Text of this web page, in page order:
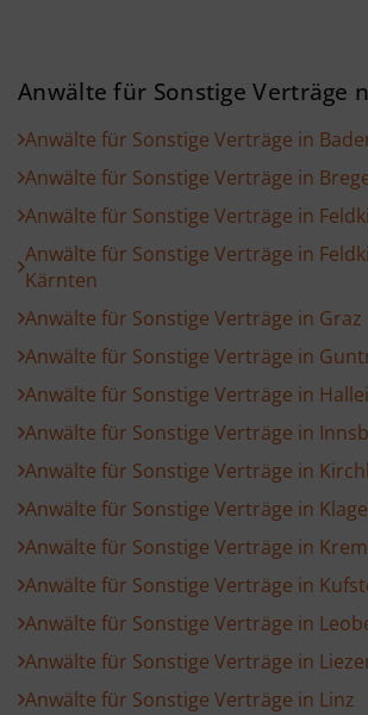
Anwälte für Sonstige Verträge
Anwälte für Sonstige Verträge in
Anwälte für Sonstige Verträge in
Anwälte für Sonstige Verträge in
Anwälte für Sonstige Verträge in
Kärnten
Anwälte für Sonstige Verträge in Graz
Anwälte für Sonstige Verträge in
Anwälte für Sonstige Verträge in
Anwälte für Sonstige Verträge in
Anwälte für Sonstige Verträge in
Anwälte für Sonstige Verträge in
Anwälte für Sonstige Verträge in
Anwälte für Sonstige Verträge in
Anwälte für Sonstige Verträge in
Anwälte für Sonstige Verträge in
Anwälte für Sonstige Verträge in Linz